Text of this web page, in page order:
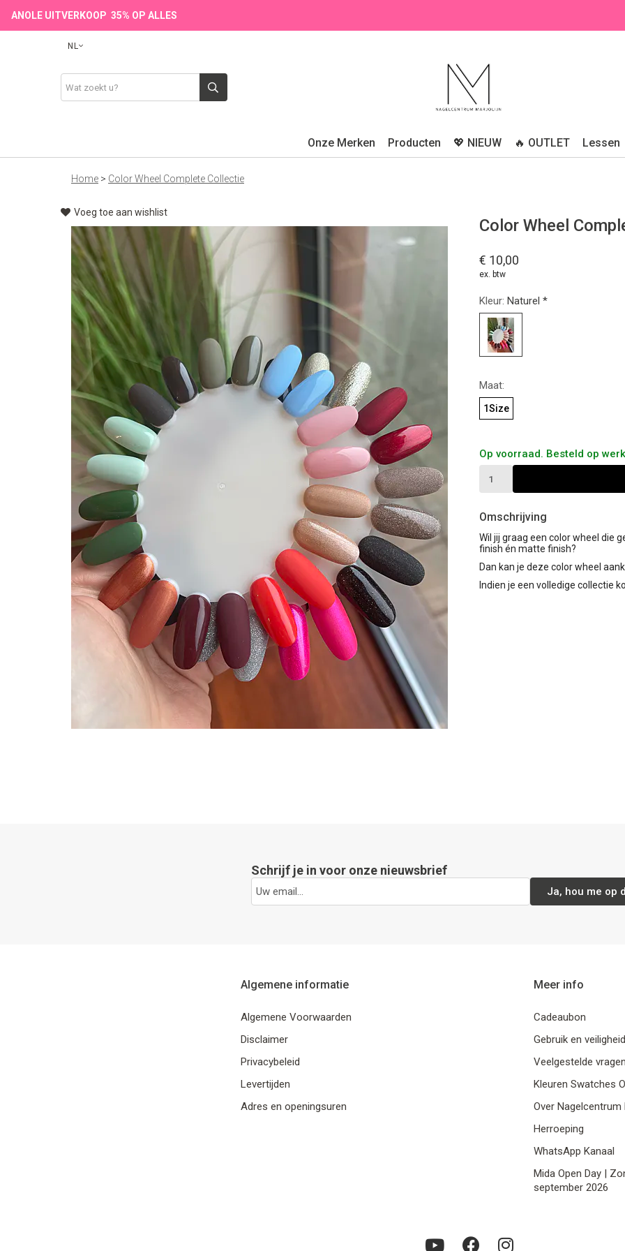
ANOLE UITVERKOOP 35% OP ALLES
NL
Onze Merken Producten 💖 NIEUW 🔥 OUTLET Lessen
Home > Color Wheel Complete Collectie
Voeg toe aan wishlist
Color Wheel
€ 10,00
ex. btw
Kleur: Naturel *
Maat:
1Size
Op voorraad. Besteld op
Omschrijving
Wil jij graag een color wheel die
finish én matte finish?
Dan kan je deze color wheel
Indien je een volledige collectie
Schrijf je in voor onze nieuwsbrief
Ja, hou me op
Algemene informatie
Algemene Voorwaarden
Disclaimer
Privacybeleid
Levertijden
Adres en openingsuren
Meer info
Cadeaubon
Gebruik en veiligheid
Veelgestelde vragen
Kleuren Swatches
Over Nagelcentrum
Herroeping
WhatsApp Kanaal
Mida Open Day |
september 2026